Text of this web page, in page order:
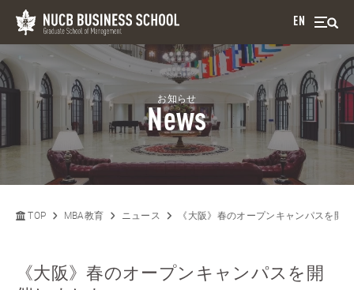
EN
お知らせ
News
TOP MBA教育 ニュース 《大阪》春のオープンキャンパスを開
《大阪》春のオープンキャンパスを開